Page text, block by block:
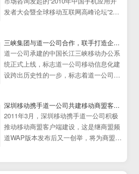
发者大会暨全球移动互联网高峰论坛”25
三峡集团与道一公司合作，联手打造企...
道一公司承建的中国长江三峡移动办公系
统正式上线，标志道一公司移动信息化建
设跨出历史性的一步，标志着道一公司移
深圳移动携手道一公司共建移动商盟客...
2011年3月，深圳移动携手道一公司积极
推动移动商盟客户端建设，这是继商盟频
道WAP版本发布后又一创举，将为商盟频